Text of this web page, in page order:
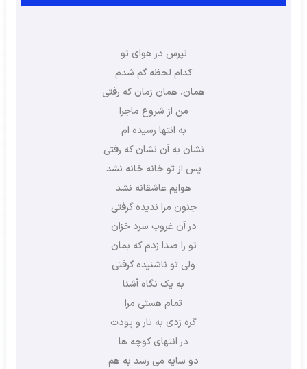
نپرس در هوای تو
کدام لحظه گم شدم
همان، همان زمان که رفتی
من از شروع ماجرا
به انتها رسیده ام
نشان به آن نشان که رفتی
پس از تو خانه خانه نشد
هوایم عاشقانه نشد
جنون مرا ندیده گرفتی
در آن غروب سرد خزان
تو را صدا زدم که بمان
ولی تو ناشنیده گرفتی
به یک نگاه آشنا
تمام هستی مرا
گره زدی به تار و پودت
در انتهای کوچه ها
دو سایه می رسد به هم